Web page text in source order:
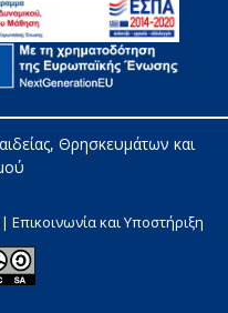
Θρησκευμάτων και
Επικοινωνία και Υποστήριξη